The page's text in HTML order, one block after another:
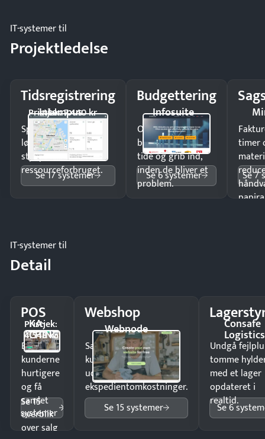
IT-systemer til
Projektledelse
Tidsregistrering
Intempus
Pristjek: 7.440 kr
Spar tid på
lønberegning og få
styr på
ressourceforbruget.
Se 17 systemer
Budgettering
Infosuite
Opdag
budgetafvigelser i
tide og grib ind,
inden de bliver et
problem.
Se 6 systemer
timer
Se 7
IT-systemer til
Detail
POS
KA-
CHING
Pristjek:
4.548 kr
Ekspedér
kunderne
hurtigere
og få
samlet
overblik
over salg
Se 15
systemer
Webshop
Webnode
Sælg produkter 24/7 til
kunder i hele landet
uden
ekspedientomkostninger.
Se 15 systemer
Consafe
Logistics
Undgå
tomme
med et lager
opdateret i
realtid.
Se 6